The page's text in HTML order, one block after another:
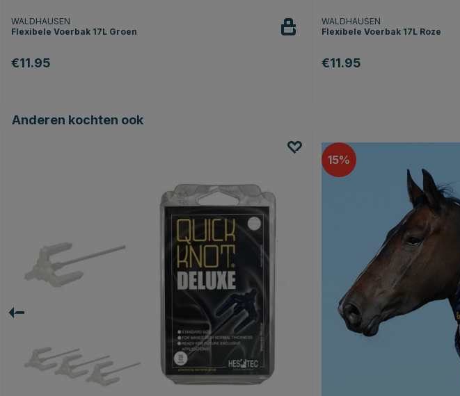
WALDHAUSEN
Flexibele Voerbak 17L Groen
€11.95
WALDHAUSEN
Flexibele Voerbak 17L Roze
€11.95
Anderen kochten ook
15